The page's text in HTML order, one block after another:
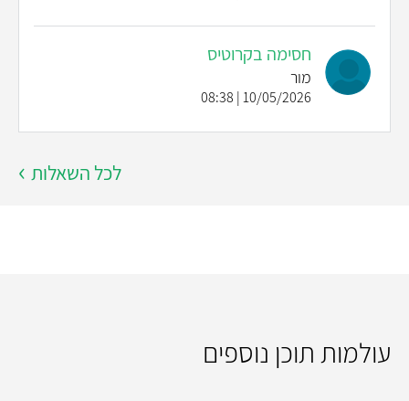
חסימה בקרוטיס
מור
10/05/2026 | 08:38
לכל השאלות
עולמות תוכן נוספים